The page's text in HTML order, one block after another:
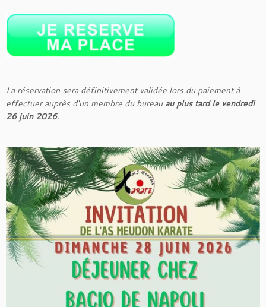
La réservation sera définitivement validée lors du paiement à
effectuer auprès d'un membre du bureau au plus tard le vendredi
26 juin 2026.